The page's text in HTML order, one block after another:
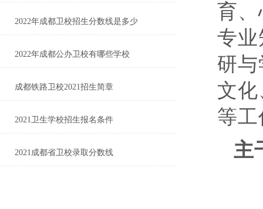
2022年成都卫校招生分数线是多少
2022年成都公办卫校有哪些学校
成都铁路卫校2021招生简章
2021卫生学校招生报名条件
2021成都省卫校录取分数线
育
专
研
文
等
主